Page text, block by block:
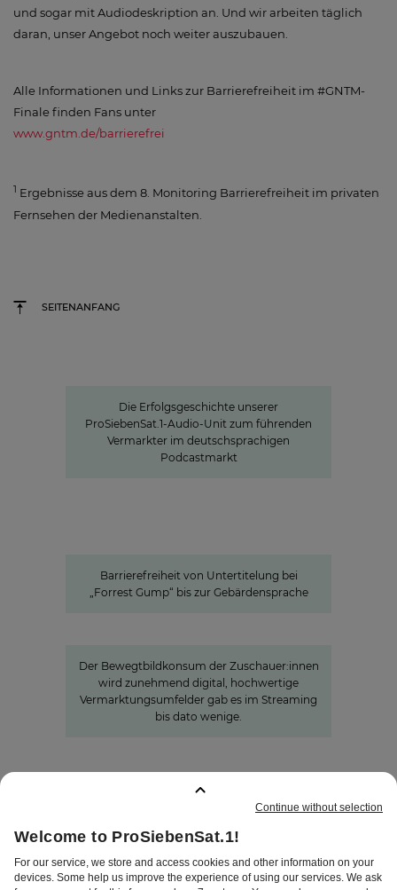
und sogar mit Audiodeskription an. Und wir arbeiten täglich
daran, unser Angebot noch weiter auszubauen.
Alle Informationen und Links zur Barrierefreiheit im #GNTM-
Finale finden Fans unter
www.gntm.de/barrierefrei
1 Ergebnisse aus dem 8. Monitoring Barrierefreiheit im privaten
Fernsehen der Medienanstalten.
SEITENANFANG
Die Erfolgsgeschichte unserer
ProSiebenSat.1-Audio-Unit zum führenden
Vermarkter im deutschsprachigen
Podcastmarkt
Barrierefreiheit von Untertitelung bei
„Forrest Gump“ bis zur Gebärdensprache
Der Bewegtbildkonsum der Zuschauer:innen
wird zunehmend digital, hochwertige
Vermarktungsumfelder gab es im Streaming
bis dato wenige.
IMPRESSUM
DISCLAIMER
DATENSCHUTZ
AGB
AEB
PRIVATSPHÄRE-